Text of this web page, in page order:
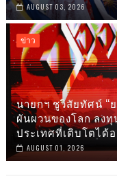
AUGUST 03, 2026
ข่าว
นายกฯ ชูวิสัยทัศน์ “
ผันผวนของโลก ลง
ประเทศที่เติบโตได้
AUGUST 01, 2026